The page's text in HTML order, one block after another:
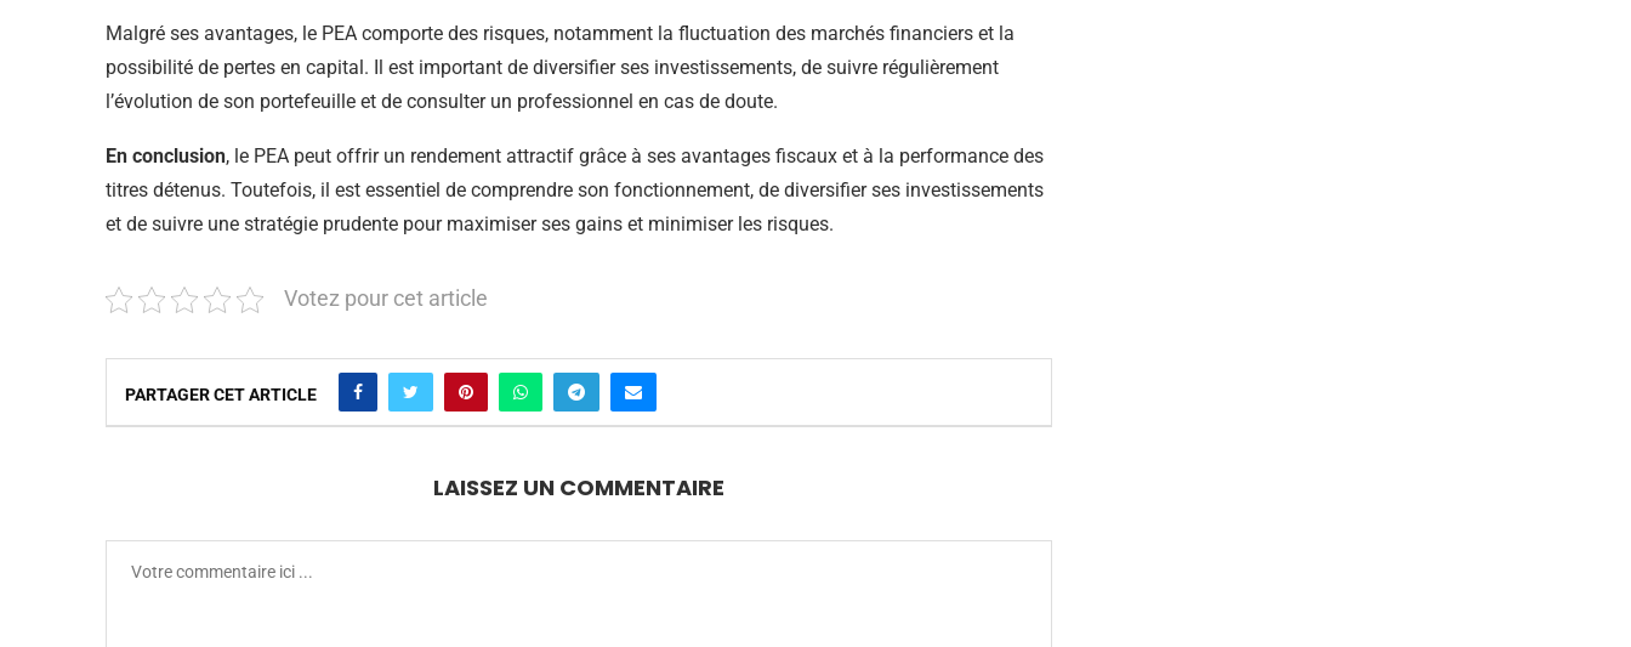
Malgré ses avantages, le PEA comporte des risques, notamment la fluctuation des marchés financiers et la
possibilité de pertes en capital. Il est important de diversifier ses investissements, de suivre régulièrement
l’évolution de son portefeuille et de consulter un professionnel en cas de doute.
En conclusion, le PEA peut offrir un rendement attractif grâce à ses avantages fiscaux et à la performance des
titres détenus. Toutefois, il est essentiel de comprendre son fonctionnement, de diversifier ses investissements
et de suivre une stratégie prudente pour maximiser ses gains et minimiser les risques.
Votez pour cet article
PARTAGER CET ARTICLE
LAISSEZ UN COMMENTAIRE